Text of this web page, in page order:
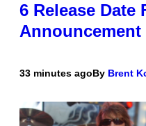
6 Release
Announcement
33 minutes agoBy Brent